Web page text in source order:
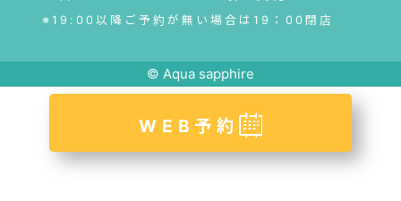
※19:00以降ご予約が無い場合は19：00閉店
© Aqua sapphire
WEB予約